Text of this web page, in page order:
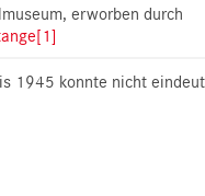
erworben durch
[1]
1945 konnte nicht